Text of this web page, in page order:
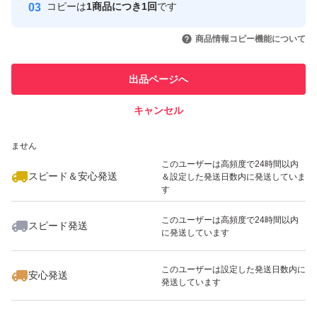
引を完了させた実績があります
での取引実績があります
ません
スピード＆安心発送
このユーザーは高頻度で24時間以内
＆設定した発送日数内に発送していま
す
スピード発送
このユーザーは高頻度で24時間以内
に発送しています
安心発送
このユーザーは設定した発送日数内に
発送しています
コピーは1商品につき1回です
商品情報コピー機能について
出品ページへ
キャンセル
いいね！
1,580